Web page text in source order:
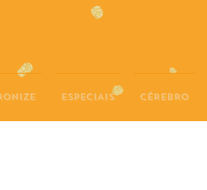
ESPECIAIS CÉREBRO